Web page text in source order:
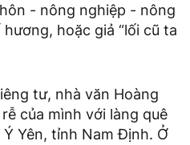
- nông nghiệp - nông
hoặc giả “lối cũ ta
tư, nhà văn Hoàng
của mình với làng quê
Yên, tỉnh Nam Định. Ở